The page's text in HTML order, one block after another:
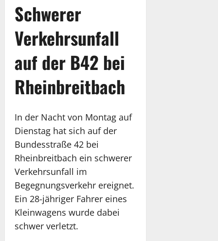
Schwerer
Verkehrsunfall
auf der B42 bei
Rheinbreitbach
In der Nacht von Montag auf
Dienstag hat sich auf der
Bundesstraße 42 bei
Rheinbreitbach ein schwerer
Verkehrsunfall im
Begegnungsverkehr ereignet.
Ein 28-jähriger Fahrer eines
Kleinwagens wurde dabei
schwer verletzt.